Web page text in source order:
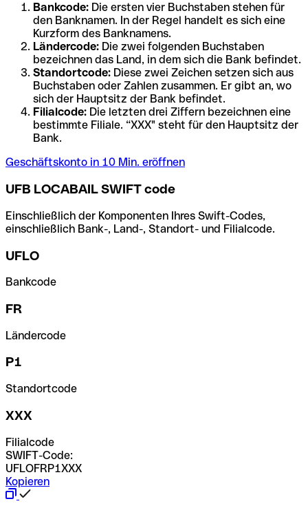
Bankcode: Die ersten vier Buchstaben stehen für
den Banknamen. In der Regel handelt es sich eine
Kurzform des Banknamens.
Ländercode: Die zwei folgenden Buchstaben
bezeichnen das Land, in dem sich die Bank befindet.
Standortcode: Diese zwei Zeichen setzen sich aus
Buchstaben oder Zahlen zusammen. Er gibt an, wo
sich der Hauptsitz der Bank befindet.
Filialcode: Die letzten drei Ziffern bezeichnen eine
bestimmte Filiale. “XXX" steht für den Hauptsitz der
Bank.
Geschäftskonto in 10 Min. eröffnen
UFB LOCABAIL SWIFT code
Einschließlich der Komponenten Ihres Swift-Codes,
einschließlich Bank-, Land-, Standort- und Filialcode.
UFLO
Bankcode
FR
Ländercode
P1
Standortcode
XXX
Filialcode
SWIFT-Code:
UFLOFRP1XXX
Kopieren